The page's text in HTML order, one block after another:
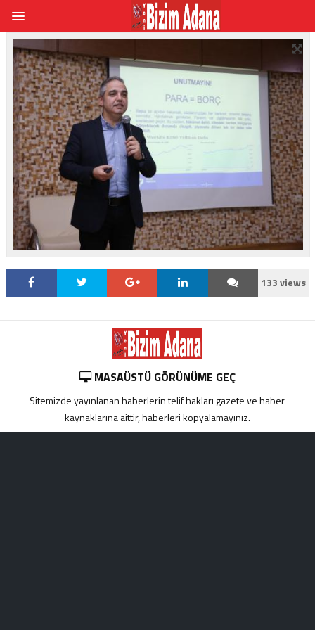
133 views
MASAÜSTÜ GÖRÜNÜME GEÇ
Sitemizde yayınlanan haberlerin telif hakları gazete ve haber
kaynaklarına aittir, haberleri kopyalamayınız.